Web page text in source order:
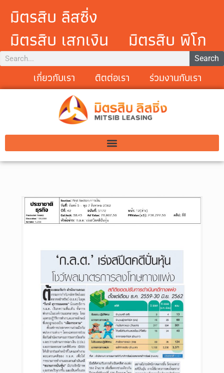
มิตรสิบ ลิสซิ่ง
มิตรสิบ เสกเงิน
มิตรสิบ พิโก
Search
เกี่ยวกับเรา ติตต่อเรา ร่วมงานกับเรา